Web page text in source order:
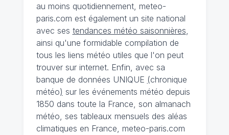
au moins quotidiennement, meteo-
paris.com est également un site national
avec ses tendances météo saisonnières,
ainsi qu'une formidable compilation de
tous les liens météo utiles que l'on peut
trouver sur internet. Enfin, avec sa
banque de données UNIQUE (chronique
météo) sur les événements météo depuis
1850 dans toute la France, son almanach
météo, ses tableaux mensuels des aléas
climatiques en France, meteo-paris.com